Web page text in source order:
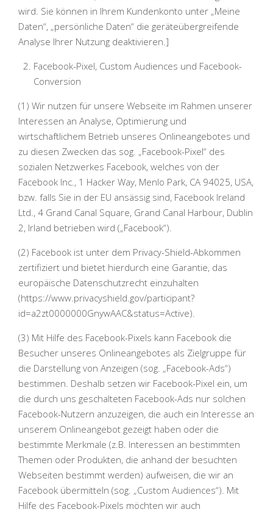
wird. Sie können in Ihrem Kundenkonto unter „Meine
Daten“, „persönliche Daten“ die geräteübergreifende
Analyse Ihrer Nutzung deaktivieren.]
Facebook-Pixel, Custom Audiences und Facebook-
Conversion
(1) Wir nutzen für unsere Webseite im Rahmen unserer
Interessen an Analyse, Optimierung und
wirtschaftlichem Betrieb unseres Onlineangebotes und
zu diesen Zwecken das sog. „Facebook-Pixel“ des
sozialen Netzwerkes Facebook, welches von der
Facebook Inc., 1 Hacker Way, Menlo Park, CA 94025, USA,
bzw. falls Sie in der EU ansässig sind, Facebook Ireland
Ltd., 4 Grand Canal Square, Grand Canal Harbour, Dublin
2, Irland betrieben wird („Facebook“).
(2) Facebook ist unter dem Privacy-Shield-Abkommen
zertifiziert und bietet hierdurch eine Garantie, das
europäische Datenschutzrecht einzuhalten
(https://www.privacyshield.gov/participant?
id=a2zt0000000GnywAAC&status=Active).
(3) Mit Hilfe des Facebook-Pixels kann Facebook die
Besucher unseres Onlineangebotes als Zielgruppe für
die Darstellung von Anzeigen (sog. „Facebook-Ads“)
bestimmen. Deshalb setzen wir Facebook-Pixel ein, um
die durch uns geschalteten Facebook-Ads nur solchen
Facebook-Nutzern anzuzeigen, die auch ein Interesse an
unserem Onlineangebot gezeigt haben oder die
bestimmte Merkmale (z.B. Interessen an bestimmten
Themen oder Produkten, die anhand der besuchten
Webseiten bestimmt werden) aufweisen, die wir an
Facebook übermitteln (sog. „Custom Audiences“). Mit
Hilfe des Facebook-Pixels möchten wir auch